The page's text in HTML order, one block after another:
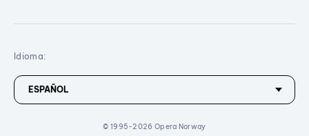
© 1995-2026 Opera Norway
Idioma: